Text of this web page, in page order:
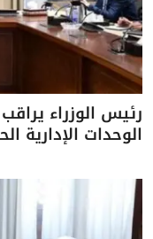
رئيس الوزراء
الوحدات الإدارية